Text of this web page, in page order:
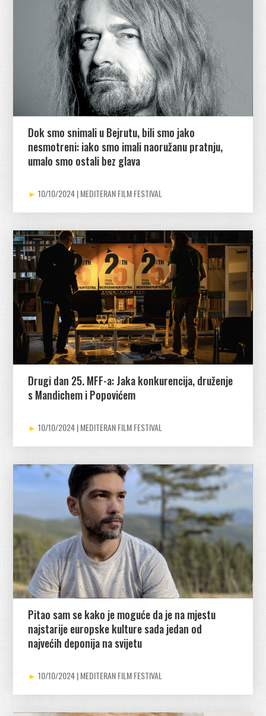
Dok smo snimali u Bejrutu, bili smo jako
nesmotreni: iako smo imali naoružanu pratnju,
umalo smo ostali bez glava
10/10/2024
Drugi dan 25. MFF-a: Jaka konkurencija, druženje
s Mandichem i Popovićem
10/10/2024
Pitao sam se kako je moguće da je na mjestu
najstarije europske kulture sada jedan od
najvećih deponija na svijetu
10/10/2024